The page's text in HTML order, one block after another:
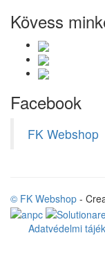
Kövess
Facebook
FK Webshop
© FK Webshop -
Adatvédelmi